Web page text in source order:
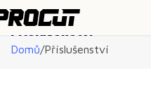
Příslušenství
Domů Příslušenství